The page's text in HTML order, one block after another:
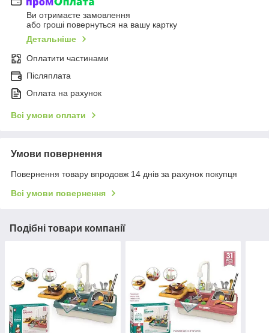
Ви отримаєте замовлення
або гроші повернуться на вашу картку
Детальніше
Оплатити частинами
Післяплата
Оплата на рахунок
Всі умови оплати
Умови повернення
Повернення товару впродовж 14 днів за рахунок покупця
Всі умови повернення
Подібні товари компанії